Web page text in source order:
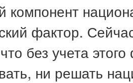
фактор.
без учета
ни решать